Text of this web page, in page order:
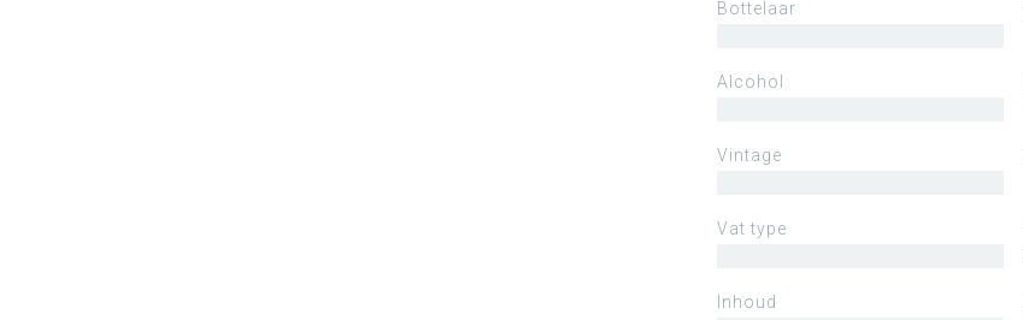
Bottelaar
Alcohol
Vintage
Vat type
Inhoud